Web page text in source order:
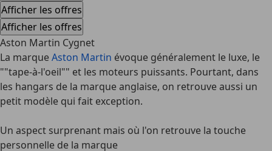
Afficher les offres
Afficher les offres
Aston Martin Cygnet
La marqueAston Martin évoque généralement le luxe, le
""tape-à-l'oeil"" et les moteurs puissants. Pourtant, dans
les hangars de la marque anglaise, on retrouve aussi un
petit modèle qui fait exception.
Un aspect surprenant mais où l'on retrouve la touche
personnelle de la marque